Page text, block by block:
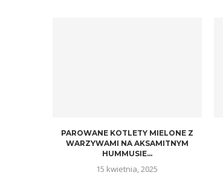
PAROWANE KOTLETY MIELONE Z
WARZYWAMI NA AKSAMITNYM
HUMMUSIE...
15 kwietnia, 2025